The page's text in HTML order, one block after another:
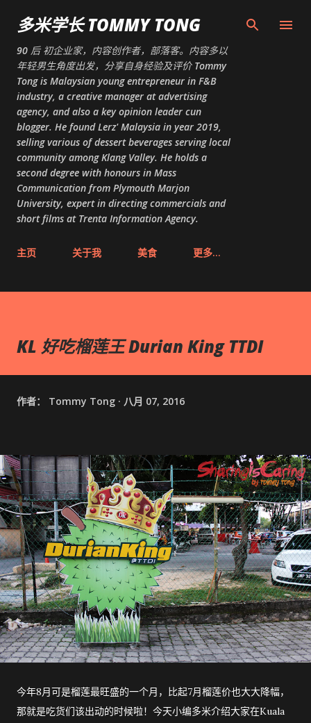
跳至主要内容
多米学长 TOMMY TONG
90 后 初企业家，内容创作者，部落客。内容多以
年轻男生角度出发，分享自身经验及评价 Tommy
Tong is Malaysian young entrepreneur in F&B
industry, a creative manager at advertising
agency, and also a key opinion leader cun
blogger. He found Lerz' Malaysia in year 2019,
selling various of dessert beverages serving local
community among Klang Valley. He holds a
second degree with honours in Mass
Communication from Plymouth Marjon
University, expert in directing commercials and
short films at Trenta Information Agency.
主页 关于我 美食 更多…
KL 好吃榴莲王 Durian King TTDI
作者： Tommy Tong 八月 07, 2016
今年8月可是榴莲最旺盛的一个月，比起7月榴莲价也大大降幅，
那就是吃货们该出动的时候啦！今天小编多米介绍大家在Kuala